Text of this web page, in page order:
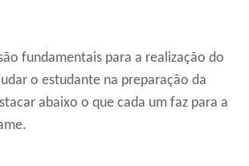
fundamentais para a realização do
o estudante na preparação da
abaixo o que cada um faz para a